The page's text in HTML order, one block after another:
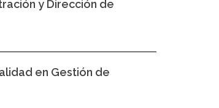
y Dirección de
en Gestión de